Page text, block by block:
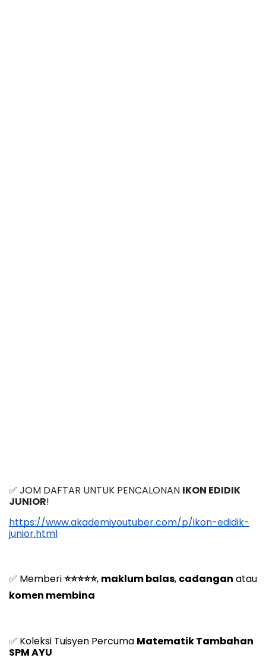
✅ JOM DAFTAR UNTUK PENCALONAN IKON EDIDIK
JUNIOR!
https://www.akademiyoutuber.com/p/ikon-edidik-
junior.html
✅ Memberi ⭐⭐⭐⭐⭐, maklum balas, cadangan
komen membina
✅ Koleksi Tuisyen Percuma Matematik Tambahan
SPM AYU